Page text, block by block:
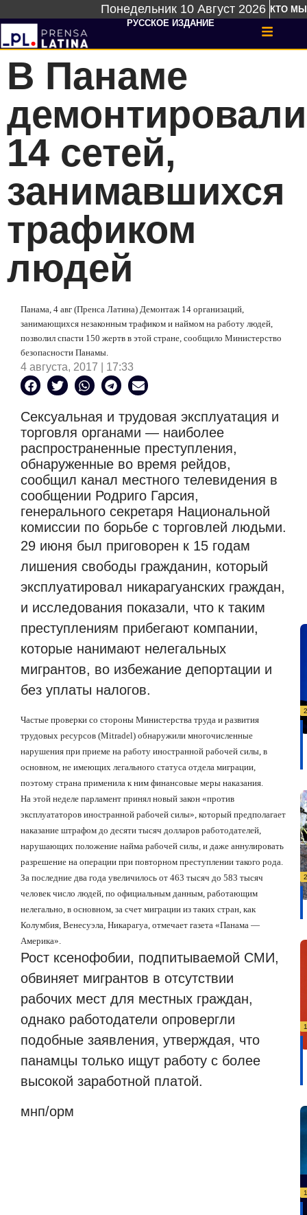
Понедельник 10 Август 2026 КТО МЫ
РУССКОЕ ИЗДАНИЕ
В Панаме
демонтировали
14 сетей,
занимавшихся
трафиком
людей
Панама, 4 авг (Пренса Латина) Демонтаж 14 организаций,
занимающихся незаконным трафиком и наймом на работу людей,
позволил спасти 150 жертв в этой стране, сообщило Министерство
безопасности Панамы.
4 августа, 2017 | 17:33
Сексуальная и трудовая эксплуатация и
торговля органами — наиболее
распространенные преступления,
обнаруженные во время рейдов,
сообщил канал местного телевидения в
сообщении Родриго Гарсия,
генерального секретаря Национальной
комиссии по борьбе с торговлей людьми.
29 июня был приговорен к 15 годам
лишения свободы гражданин, который
эксплуатировал никарагуанских граждан,
и исследования показали, что к таким
преступлениям прибегают компании,
которые нанимают нелегальных
мигрантов, во избежание депортации и
без уплаты налогов.
Частые проверки со стороны Министерства труда и развития
трудовых ресурсов (Mitradel) обнаружили многочисленные
нарушения при приеме на работу иностранной рабочей силы, в
основном, не имеющих легального статуса отдела миграции,
поэтому страна применила к ним финансовые меры наказания.
На этой неделе парламент принял новый закон «против
эксплуататоров иностранной рабочей силы», который предполагает
наказание штрафом до десяти тысяч долларов работодателей,
нарушающих положение найма рабочей силы, и даже аннулировать
разрешение на операции при повторном преступлении такого рода.
За последние два года увеличилось от 463 тысяч до 583 тысяч
человек число людей, по официальным данным, работающим
нелегально, в основном, за счет миграции из таких стран, как
Колумбия, Венесуэла, Никарагуа, отмечает газета «Панама —
Америка».
Рост ксенофобии, подпитываемой СМИ,
обвиняет мигрантов в отсутствии
рабочих мест для местных граждан,
однако работодатели опровергли
подобные заявления, утверждая, что
панамцы только ищут работу с более
высокой заработной платой.
мнп/орм